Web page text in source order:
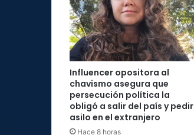
Influencer opositora al
chavismo asegura que
persecución política la
obligó a salir del país y pedir
asilo en el extranjero
Hace 8 horas